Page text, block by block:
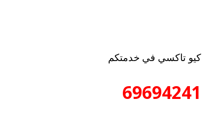
كيو تاكسي في خدمتكم
69694241